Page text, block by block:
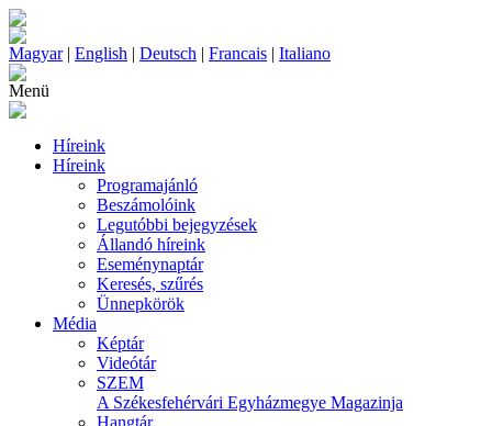
Magyar| English | Deutsch | Francais | Italiano
Menü
Híreink
Híreink
Programajánló
Beszámolóink
Legutóbbi bejegyzések
Állandó híreink
Eseménynaptár
Keresés, szűrés
Ünnepkörök
Média
Képtár
Videótár
SZEM
A Székesfehérvári Egyházmegye Magazinja
Hangtár